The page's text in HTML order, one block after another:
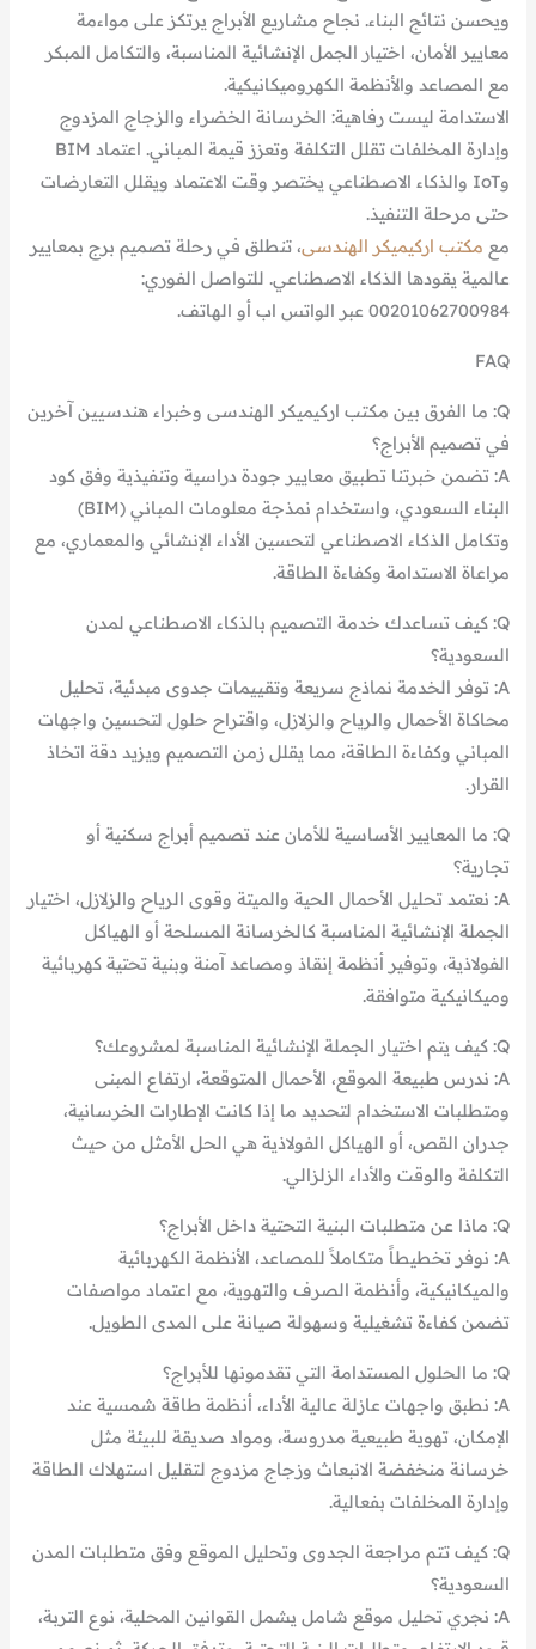
ويحسن نتائج البناء. نجاح مشاريع الأبراج يرتكز على مواءمة
معايير الأمان، اختيار الجمل الإنشائية المناسبة، والتكامل المبكر
مع المصاعد والأنظمة الكهروميكانيكية.
الاستدامة ليست رفاهية: الخرسانة الخضراء والزجاج المزدوج
وإدارة المخلفات تقلل التكلفة وتعزز قيمة المباني. اعتماد BIM
وIoT والذكاء الاصطناعي يختصر وقت الاعتماد ويقلل التعارضات
حتى مرحلة التنفيذ.
مع مكتب اركيميكر الهندسى، تنطلق في رحلة تصميم برج بمعايير
عالمية يقودها الذكاء الاصطناعي. للتواصل الفوري:
00201062700984 عبر الواتس اب أو الهاتف.
FAQ
Q: ما الفرق بين مكتب اركيميكر الهندسى وخبراء هندسيين آخرين
في تصميم الأبراج؟
A: تضمن خبرتنا تطبيق معايير جودة دراسية وتنفيذية وفق كود
البناء السعودي، واستخدام نمذجة معلومات المباني (BIM)
وتكامل الذكاء الاصطناعي لتحسين الأداء الإنشائي والمعماري، مع
مراعاة الاستدامة وكفاءة الطاقة.
Q: كيف تساعدك خدمة التصميم بالذكاء الاصطناعي لمدن
السعودية؟
A: توفر الخدمة نماذج سريعة وتقييمات جدوى مبدئية، تحليل
محاكاة الأحمال والرياح والزلازل، واقتراح حلول لتحسين واجهات
المباني وكفاءة الطاقة، مما يقلل زمن التصميم ويزيد دقة اتخاذ
القرار.
Q: ما المعايير الأساسية للأمان عند تصميم أبراج سكنية أو
تجارية؟
A: نعتمد تحليل الأحمال الحية والميتة وقوى الرياح والزلازل، اختيار
الجملة الإنشائية المناسبة كالخرسانة المسلحة أو الهياكل
الفولاذية، وتوفير أنظمة إنقاذ ومصاعد آمنة وبنية تحتية كهربائية
وميكانيكية متوافقة.
Q: كيف يتم اختيار الجملة الإنشائية المناسبة لمشروعك؟
A: ندرس طبيعة الموقع، الأحمال المتوقعة، ارتفاع المبنى
ومتطلبات الاستخدام لتحديد ما إذا كانت الإطارات الخرسانية،
جدران القص، أو الهياكل الفولاذية هي الحل الأمثل من حيث
التكلفة والوقت والأداء الزلزالي.
Q: ماذا عن متطلبات البنية التحتية داخل الأبراج؟
A: نوفر تخطيطاً متكاملاً للمصاعد، الأنظمة الكهربائية
والميكانيكية، وأنظمة الصرف والتهوية، مع اعتماد مواصفات
تضمن كفاءة تشغيلية وسهولة صيانة على المدى الطويل.
Q: ما الحلول المستدامة التي تقدمونها للأبراج؟
A: نطبق واجهات عازلة عالية الأداء، أنظمة طاقة شمسية عند
الإمكان، تهوية طبيعية مدروسة، ومواد صديقة للبيئة مثل
خرسانة منخفضة الانبعاث وزجاج مزدوج لتقليل استهلاك الطاقة
وإدارة المخلفات بفعالية.
Q: كيف تتم مراجعة الجدوى وتحليل الموقع وفق متطلبات المدن
السعودية؟
A: نجري تحليل موقع شامل يشمل القوانين المحلية، نوع التربة،